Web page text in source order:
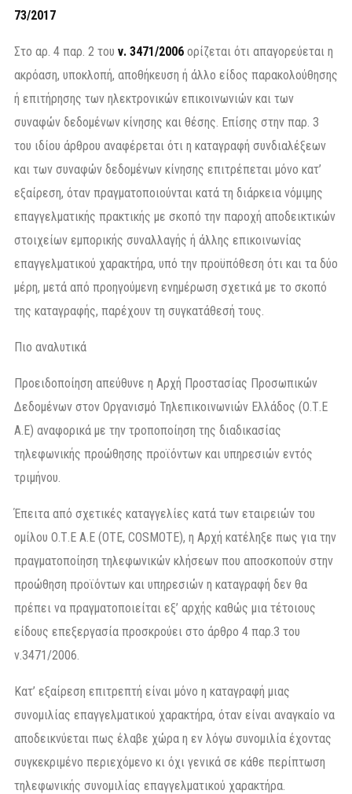
73/2017
Στο αρ. 4 παρ. 2 του ν. 3471/2006 ορίζεται ότι απαγορεύεται η
ακρόαση, υποκλοπή, αποθήκευση ή άλλο είδος παρακολούθησης
ή επιτήρησης των ηλεκτρονικών επικοινωνιών και των
συναφών δεδομένων κίνησης και θέσης. Επίσης στην παρ. 3
του ιδίου άρθρου αναφέρεται ότι η καταγραφή συνδιαλέξεων
και των συναφών δεδομένων κίνησης επιτρέπεται μόνο κατ’
εξαίρεση, όταν πραγματοποιούνται κατά τη διάρκεια νόμιμης
επαγγελματικής πρακτικής με σκοπό την παροχή αποδεικτικών
στοιχείων εμπορικής συναλλαγής ή άλλης επικοινωνίας
επαγγελματικού χαρακτήρα, υπό την προϋπόθεση ότι και τα δύο
μέρη, μετά από προηγούμενη ενημέρωση σχετικά με το σκοπό
της καταγραφής, παρέχουν τη συγκατάθεσή τους.
Πιο αναλυτικά
Προειδοποίηση απεύθυνε η Αρχή Προστασίας Προσωπικών
Δεδομένων στον Οργανισμό Τηλεπικοινωνιών Ελλάδος (Ο.Τ.Ε
Α.Ε) αναφορικά με την τροποποίηση της διαδικασίας
τηλεφωνικής προώθησης προϊόντων και υπηρεσιών εντός
τριμήνου.
Έπειτα από σχετικές καταγγελίες κατά των εταιρειών του
ομίλου Ο.Τ.Ε Α.Ε (ΟΤΕ, COSMOTE), η Αρχή κατέληξε πως για την
πραγματοποίηση τηλεφωνικών κλήσεων που αποσκοπούν στην
προώθηση προϊόντων και υπηρεσιών η καταγραφή δεν θα
πρέπει να πραγματοποιείται εξ’ αρχής καθώς μια τέτοιους
είδους επεξεργασία προσκρούει στο άρθρο 4 παρ.3 του
ν.3471/2006.
Κατ’ εξαίρεση επιτρεπτή είναι μόνο η καταγραφή μιας
συνομιλίας επαγγελματικού χαρακτήρα, όταν είναι αναγκαίο να
αποδεικνύεται πως έλαβε χώρα η εν λόγω συνομιλία έχοντας
συγκεκριμένο περιεχόμενο κι όχι γενικά σε κάθε περίπτωση
τηλεφωνικής συνομιλίας επαγγελματικού χαρακτήρα.